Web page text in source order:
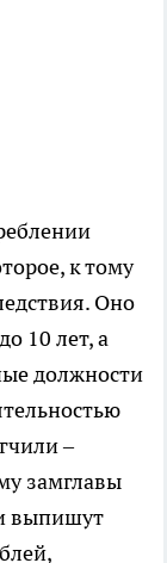
к тому
Оно
10 лет, а
должности
–
замглавы
выпишут